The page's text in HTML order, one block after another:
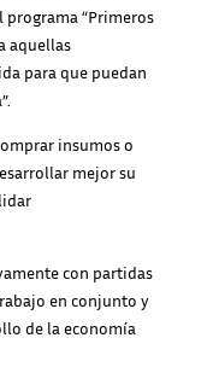
programa “Primeros
aquellas
para que puedan
insumos o
mejor su
con partidas
en conjunto y
de la economía